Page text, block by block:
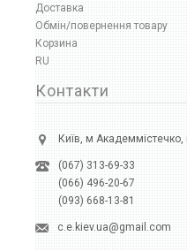
Доставка
Обмін/повернення товару
Корзина
RU
Контакти
Київ, м
(067) 313-69-33
(066) 496-20-67
(093) 668-13-81
c.e.kiev.ua@gmail.com